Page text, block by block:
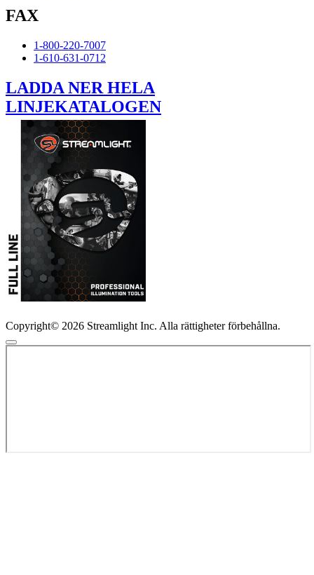
FAX
1-800-220-7007
1-610-631-0712
LADDA NER HELA
LINJEKATALOGEN
Copyright© 2026 Streamlight Inc. Alla rättigheter förbehållna.